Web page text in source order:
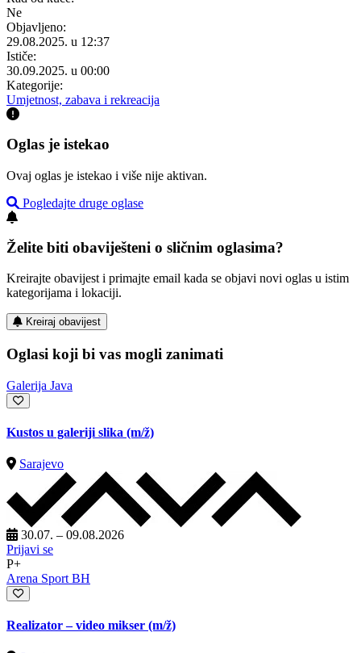
Ne
Objavljeno:
29.08.2025. u 12:37
Ističe:
30.09.2025. u 00:00
Kategorije:
Umjetnost, zabava i rekreacija
Oglas je istekao
Ovaj oglas je istekao i više nije aktivan.
Pogledajte druge oglase
Želite biti obaviješteni o sličnim oglasima?
Kreirajte obavijest i primajte email kada se objavi novi oglas u istim
kategorijama i lokaciji.
Kreiraj obavijest
Oglasi koji bi vas mogli zanimati
Galerija Java
Kustos u galeriji slika (m/ž)
Sarajevo
30.07. – 09.08.2026
Prijavi se
P+
Arena Sport BH
Realizator – video mikser (m/ž)